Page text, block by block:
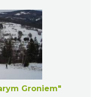
Groniem"